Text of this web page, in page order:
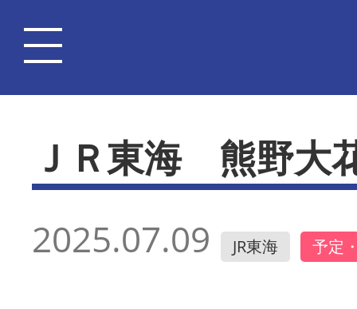
ＪＲ東海 熊野大
2025.07.09 JR東海 予定